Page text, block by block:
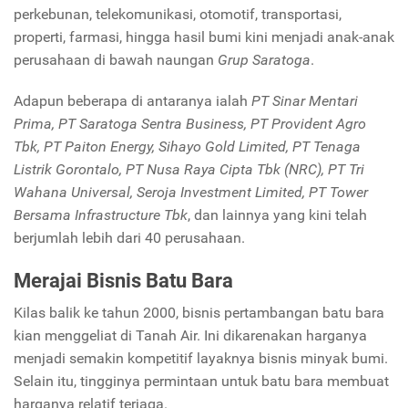
perkebunan, telekomunikasi, otomotif, transportasi,
properti, farmasi, hingga hasil bumi kini menjadi anak-anak
perusahaan di bawah naungan Grup Saratoga.
Adapun beberapa di antaranya ialah PT Sinar Mentari
Prima, PT Saratoga Sentra Business, PT Provident Agro
Tbk, PT Paiton Energy, Sihayo Gold Limited, PT Tenaga
Listrik Gorontalo, PT Nusa Raya Cipta Tbk (NRC), PT Tri
Wahana Universal, Seroja Investment Limited, PT Tower
Bersama Infrastructure Tbk, dan lainnya yang kini telah
berjumlah lebih dari 40 perusahaan.
Merajai Bisnis Batu Bara
Kilas balik ke tahun 2000, bisnis pertambangan batu bara
kian menggeliat di Tanah Air. Ini dikarenakan harganya
menjadi semakin kompetitif layaknya bisnis minyak bumi.
Selain itu, tingginya permintaan untuk batu bara membuat
harganya relatif terjaga.